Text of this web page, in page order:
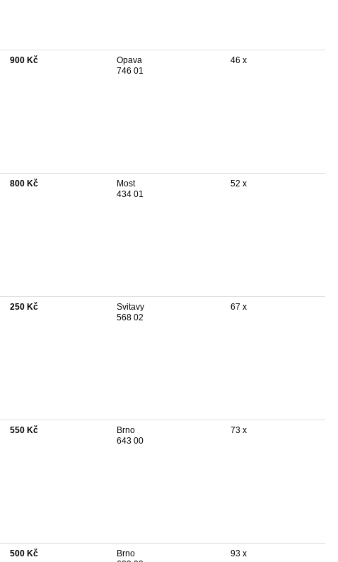
900 Kč
Opava
746 01
46 x
800 Kč
Most
434 01
52 x
250 Kč
Svitavy
568 02
67 x
550 Kč
Brno
643 00
73 x
500 Kč
Brno
93 x